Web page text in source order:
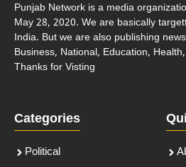
Punjab Network is a media
May 28, 2020. We are basically
India. But we are also publishing
Business, National, Education,
Thanks for Visting
Categories
Political